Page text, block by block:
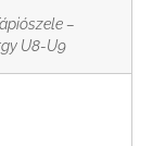
–
U8-U9